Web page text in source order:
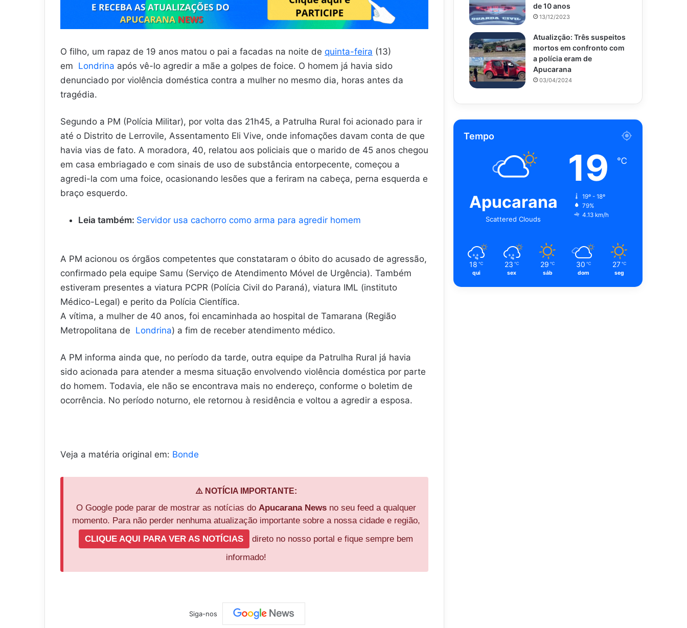
O filho, um rapaz de 19 anos matou o pai a facadas na noite de quinta-feira (13)
em Londrina após vê-lo agredir a mãe a golpes de foice. O homem já havia sido
denunciado por violência doméstica contra a mulher no mesmo dia, horas antes da
tragédia.
Segundo a PM (Polícia Militar), por volta das 21h45, a Patrulha Rural foi acionado para ir
até o Distrito de Lerrovile, Assentamento Eli Vive, onde infomações davam conta de que
havia vias de fato. A moradora, 40, relatou aos policiais que o marido de 45 anos chegou
em casa embriagado e com sinais de uso de substância entorpecente, começou a
agredi-la com uma foice, ocasionando lesões que a feriram na cabeça, perna esquerda e
braço esquerdo.
Leia também: Servidor usa cachorro como arma para agredir homem
A PM acionou os órgãos competentes que constataram o óbito do acusado de agressão,
confirmado pela equipe Samu (Serviço de Atendimento Móvel de Urgência). Também
estiveram presentes a viatura PCPR (Polícia Civil do Paraná), viatura IML (instituto
Médico-Legal) e perito da Polícia Científica.
A vítima, a mulher de 40 anos, foi encaminhada ao hospital de Tamarana (Região
Metropolitana de Londrina) a fim de receber atendimento médico.
A PM informa ainda que, no período da tarde, outra equipe da Patrulha Rural já havia
sido acionada para atender a mesma situação envolvendo violência doméstica por parte
do homem. Todavia, ele não se encontrava mais no endereço, conforme o boletim de
ocorrência. No período noturno, ele retornou à residência e voltou a agredir a esposa.
Veja a matéria original em: Bonde
⚠️ NOTÍCIA IMPORTANTE:
O Google pode parar de mostrar as notícias do Apucarana Newsno seu feed a qualquer
momento. Para não perder nenhuma atualização importante sobre a nossa cidade e região,
CLIQUE AQUI PARA VER AS NOTÍCIAS
direto no nosso portal e fique sempre bem
informado!
Siga-nos
de 10 anos
13/12/2023
Atualizção: Três suspeitos
mortos em confronto com
a polícia eram de
Apucarana
03/04/2024
Tempo
Apucarana
Scattered Clouds
19 ℃
19º - 18º
79%
4.13 km/h
18 ℃
qui
23 ℃
sex
29 ℃
sáb
30 ℃
dom
27 ℃
seg